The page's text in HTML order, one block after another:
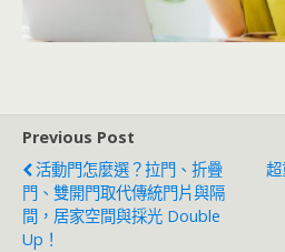
Previous Post
活動門怎麼選？拉門、折疊
門、雙開門取代傳統門片與隔
間，居家空間與採光 Double
Up！